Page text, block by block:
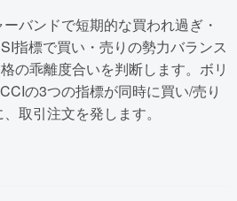
バンドで短期的な買われ過ぎ・
指標で買い・売りの勢力バランス
の乖離度合いを判断します。ボリ
の3つの指標が同時に買い/売り
取引注文を発します。